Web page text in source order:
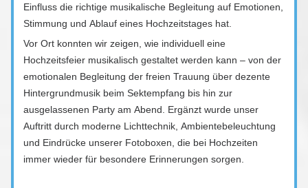
Einfluss die richtige musikalische Begleitung auf Emotionen,
Stimmung und Ablauf eines Hochzeitstages hat.
Vor Ort konnten wir zeigen, wie individuell eine
Hochzeitsfeier musikalisch gestaltet werden kann – von der
emotionalen Begleitung der freien Trauung über dezente
Hintergrundmusik beim Sektempfang bis hin zur
ausgelassenen Party am Abend. Ergänzt wurde unser
Auftritt durch moderne Lichttechnik, Ambientebeleuchtung
und Eindrücke unserer Fotoboxen, die bei Hochzeiten
immer wieder für besondere Erinnerungen sorgen.